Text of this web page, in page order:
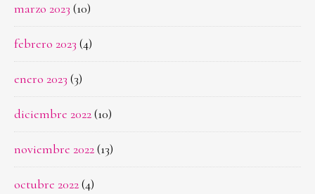
marzo 2023 (10)
febrero 2023 (4)
enero 2023 (3)
diciembre 2022(10)
noviembre 2022(13)
octubre 2022(4)